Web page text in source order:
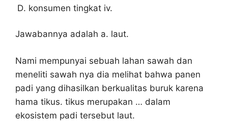
konsumen tingkat iv.
Jawabannya adalah a. laut.
Nami mempunyai sebuah lahan sawah dan
meneliti sawah nya dia melihat bahwa panen
padi yang dihasilkan berkualitas buruk karena
hama tikus. tikus merupakan … dalam
ekosistem padi tersebut laut.